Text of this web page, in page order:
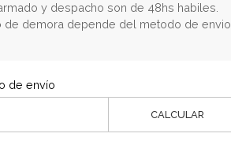
y despacho son de 48hs habiles.
de demora depende del metodo de envio
de envío
CALCULAR